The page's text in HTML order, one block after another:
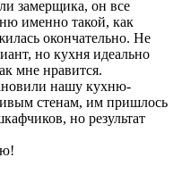
замерщика, он все
именно такой, как
окончательно. Не
но кухня идеально
мне нравится.
нашу кухню-
стенам, им пришлось
но результат